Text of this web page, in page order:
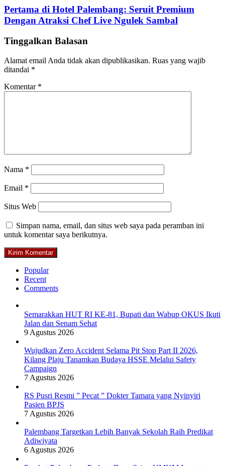
Pertama di Hotel Palembang: Seruit Premium
Dengan Atraksi Chef Live Ngulek Sambal
Tinggalkan Balasan
Alamat email Anda tidak akan dipublikasikan. Ruas yang wajib
ditandai *
Komentar *
Nama *
Email *
Situs Web
Simpan nama, email, dan situs web saya pada peramban ini
untuk komentar saya berikutnya.
Popular
Recent
Comments
Semarakkan HUT RI KE-81, Bupati dan Wabup OKUS Ikuti
Jalan dan Senam Sehat
9 Agustus 2026
Wujudkan Zero Accident Selama Pit Stop Part II 2026,
Kilang Plaju Tanamkan Budaya HSSE Melalui Safety
Campaign
7 Agustus 2026
RS Pusri Resmi ” Pecat ” Dokter Tamara yang Nyinyiri
Pasien BPJS
7 Agustus 2026
Palembang Targetkan Lebih Banyak Sekolah Raih Predikat
Adiwiyata
6 Agustus 2026